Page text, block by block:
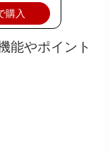
購入
能やポイント